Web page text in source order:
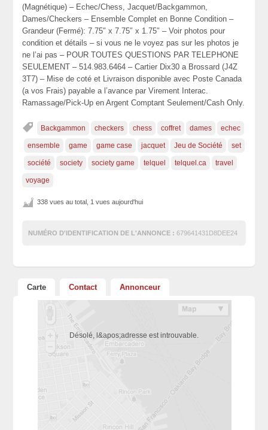
(Magnétique) – Echec/Chess, Jacquet/Backgammon,
Dames/Checkers – Ensemble Complet en Bonne Condition –
Grandeur (Fermé): 7.75″ x 7.75″ x 1.75″ – Voir photos pour
condition et détails – si vous ne le voyez pas sur les photos je
ne l’ai pas – POUR TOUTES QUESTIONS PAR TELEPHONE
SEULEMENT – 514.983.6464 – Cartier Dix30 a Brossard (J4Z
3T7) – Mise de coté et Livraison disponible avec Poste Canada
(a vos Frais) payable a l’avance par Virement Interac.
Ramassage/Pick-Up en Argent Comptant Seulement/Cash Only.
Backgammon checkers chess coffret dames echec
ensemble game game case jacquet Jeu de Société set
société society society game telquel telquel.ca travel
voyage
338 vues au total, 1 vues aujourd'hui
NUMÉRO D'IDENTIFICATION DE L'ANNONCE : 679641431D8DEE24
Carte Contact Annonceur
Désolé, l&apos;adresse est introuvable.